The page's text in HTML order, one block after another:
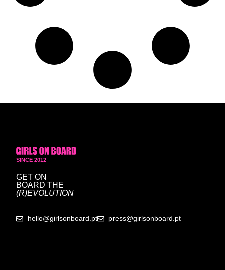
SINCE 2012
GET ON
BOARD THE
(R)EVOLUTION
hello@girlsonboard.pt press@girlsonboard.pt